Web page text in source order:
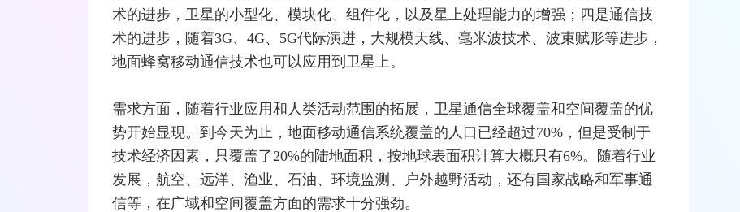
术的进步，卫星的小型化、模块化、组件化，以及星上处理能力的增强；四是通信技
术的进步，随着3G、4G、5G代际演进，大规模天线、 毫米波技术、波束赋形等进步，
地面蜂窝移动通信技术也可以应用到卫星上。
需求方面，随着行业应用和人类活动范围的拓展，卫星通信全球覆盖和空间覆盖的优
势开始显现。到今天为止，地面移动通信系统覆盖的人口已经超过70%，但是受制于
技术经济因素，只覆盖了20%的陆地面积，按地球表面积计算大概只有6%。随着行业
发展，航空、远洋、渔业、石油、环境监测、户外越野活动，还有国家战略和军事通
信等，在广域和空间覆盖方面的需求十分强劲。